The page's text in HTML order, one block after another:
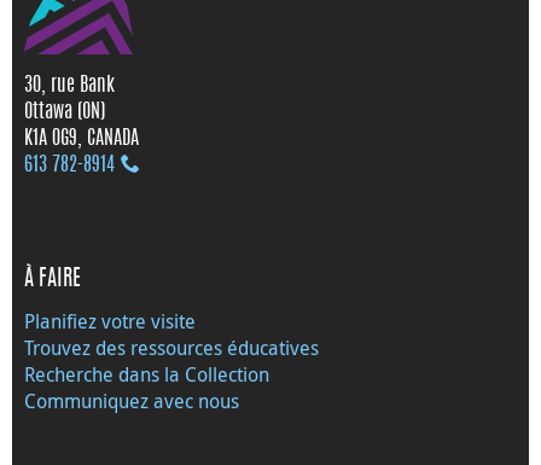
30, rue Bank
Ottawa (ON)
K1A 0G9, CANADA
613 782‑8914
À FAIRE
Planifiez votre visite
Trouvez des ressources éducatives
Recherche dans la Collection
Communiquez avec nous